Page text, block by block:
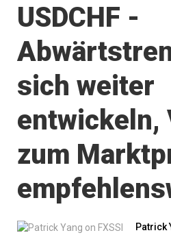
USDCHF -
sich weiter
entwickeln,
zum
Patrick